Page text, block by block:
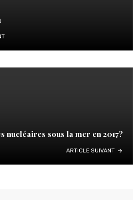
nucléaires sous la mer en 2017?
ARTICLE SUIVANT